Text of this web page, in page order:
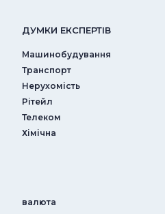
ДУМКИ ЕКСПЕРТIВ
Машинобудування
Транспорт
Нерухомість
Рітейл
Телеком
Хімічна
валюта